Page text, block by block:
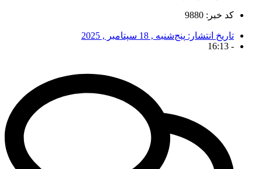
کد خبر: 9880
تاریخ انتشار: پنج‌شنبه , 18 سپتامبر , 2025
-
16:13